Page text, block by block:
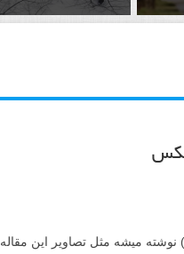
میشه مثل تصاویر این مقاله